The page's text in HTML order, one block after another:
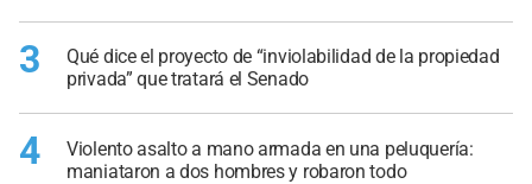
3
Qué dice el proyecto de “inviolabilidad de la propiedad
privada” que tratará el Senado
4
Violento asalto a mano armada en una peluquería:
maniataron a dos hombres y robaron todo